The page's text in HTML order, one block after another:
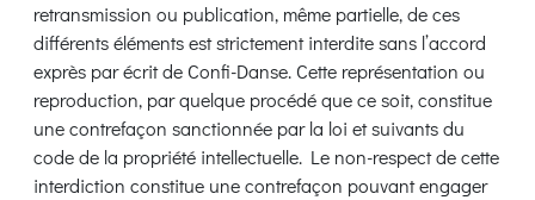
retransmission ou publication, même partielle, de ces
différents éléments est strictement interdite sans l’accord
exprès par écrit de Confi-Danse. Cette représentation ou
reproduction, par quelque procédé que ce soit, constitue
une contrefaçon sanctionnée par la loi et suivants du
code de la propriété intellectuelle. Le non-respect de cette
interdiction constitue une contrefaçon pouvant engager